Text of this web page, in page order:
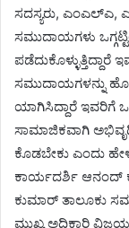
ಸದಸ್ಯರು, ಎಂಎಲ್ಎ,
ಸಮುದಾಯಗಳು
ಪಡೆದುಕೊಳ್ಳುತ್ತಿದ್ದಾರೆ
ಸಮುದಾಯಗಳನ್ನು
ಯಾಗಿಸಿದ್ದಾರೆ ಇವರಿಗೆ
ಸಾಮಾಜಿಕವಾಗಿ
ಕೊಡಬೇಕು ಎಂದು
ಕಾರ್ಯದರ್ಶಿ ಆನಂದ್
ಕುಮಾರ್ ತಾಲೂಕು
ಮುಖ್ಯ ಅಧಿಕಾರಿ